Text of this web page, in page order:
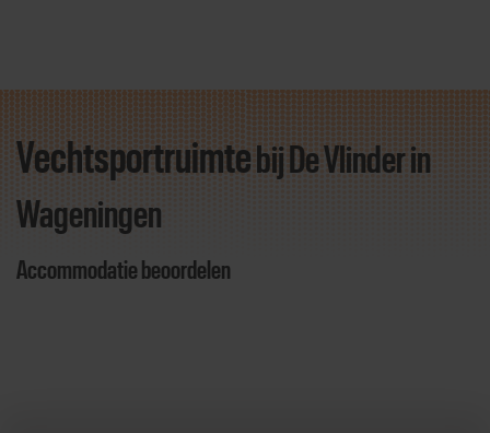
Direct door naar content
Vechtsportruimte bij De Vlinderin
Wageningen
Accommodatie beoordelen